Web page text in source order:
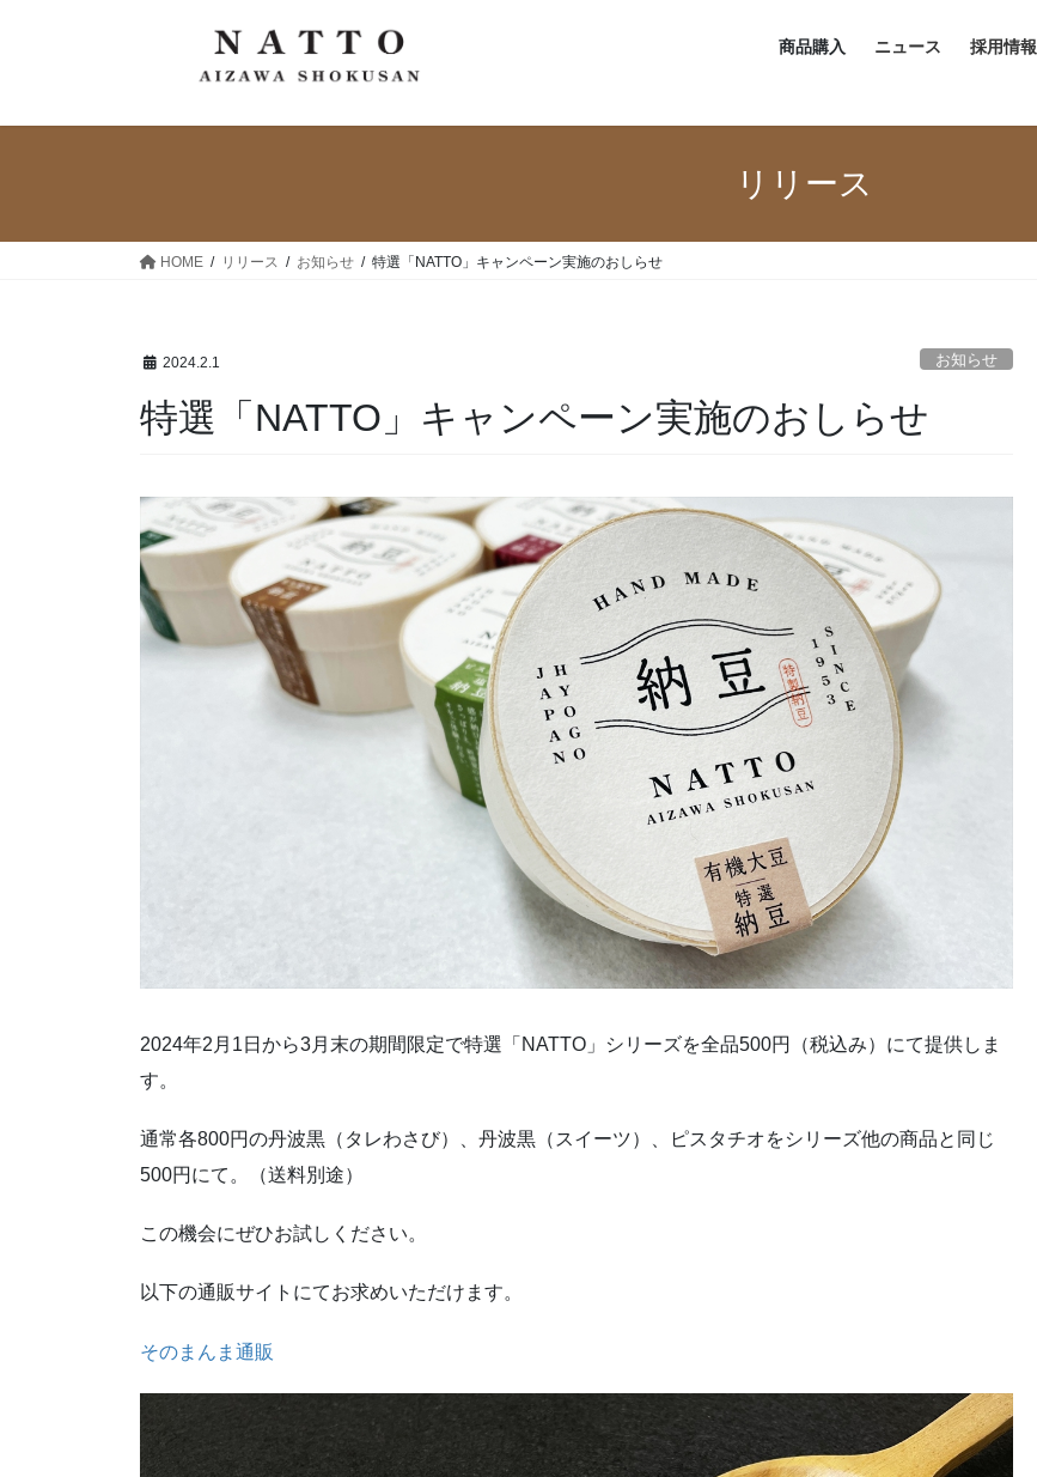
ツ
ッ
シ
移
商品購入 ニュース 採用情報
リリース
HOME リリース お知らせ 特選「NATTO」キャンペーン実施のおしらせ
2024.2.1 お知らせ
特選「NATTO」キャンペーン実施のおしらせ
2024年2月1日から3月末の期間限定で特選「NATTO」シリーズを全品500円（税込み）にて提供しま
す。
通常各800円の丹波黒（タレわさび）、丹波黒（スイーツ）、ピスタチオをシリーズ他の商品と同じ
500円にて。（送料別途）
この機会にぜひお試しください。
以下の通販サイトにてお求めいただけます。
そのまんま通販